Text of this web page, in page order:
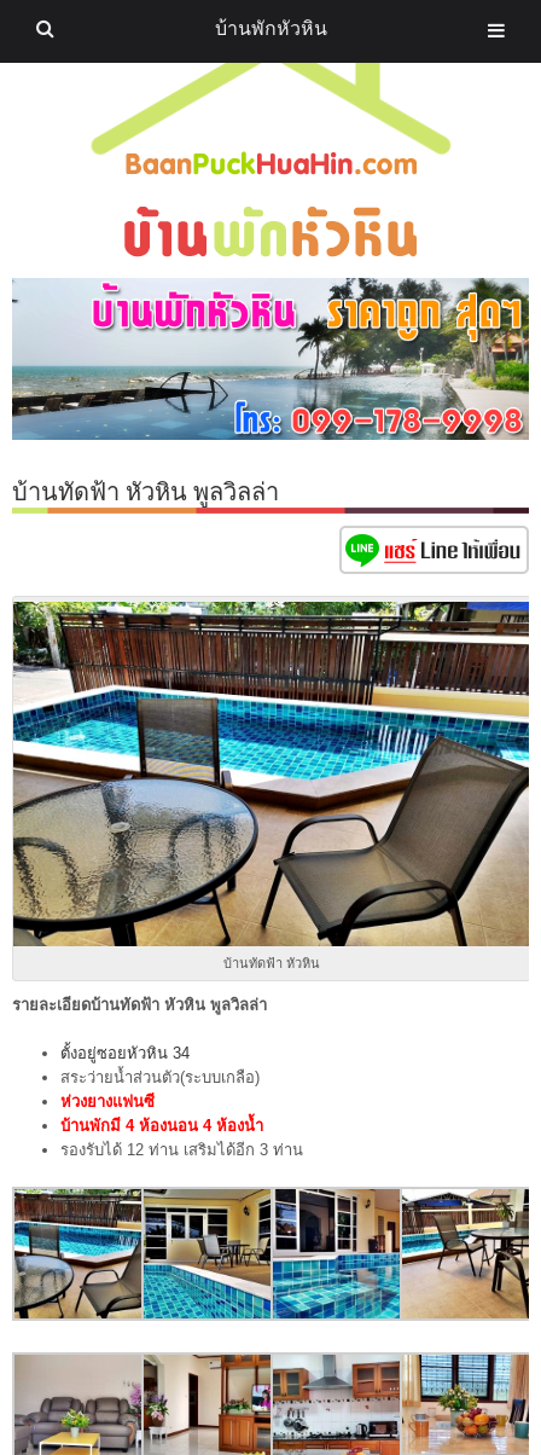
บ้านทัดฟ้า หัวหิน พูลวิลล่า
บ้านทัดฟ้า หัวหิน
รายละเอียดบ้านทัดฟ้า หัวหิน พูลวิลล่า
ตั้งอยู่ซอยหัวหิน 34
สระว่ายน้ำส่วนตัว(ระบบเกลือ)
ห่วงยางแฟนซี
บ้านพักมี 4 ห้องนอน 4 ห้องน้ำ
รองรับได้ 12 ท่าน เสริมได้อีก 3 ท่าน
บ้านพักหัวหิน